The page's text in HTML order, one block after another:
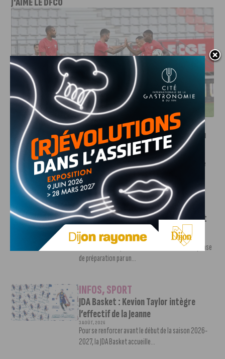
J'AIME LE DFCO
DFCO : UNE PRÉPARATION SEREINE AVANT LE GRAND
RETOUR EN LIGUE 2
INFOS, SPORT
Faire le tour de la Côte-d’Or à vélo en
trois jours : le défi de Victor Bosoni
5 AOÛT, 2026
Le challenge que s’apprête à relever l’ultra-cycliste
Victor Bosoni est simple : parcourir 571...
INFOS,SPORT
DFCO : une préparation sereine avant
le grand retour en Ligue 2
3 AOÛT, 2026
Contre l’AS Nancy Lorraine, le DFCO a achevé sa phase
de préparation par un...
INFOS,SPORT
JDA Basket : Kevion Taylor intègre
l’effectif de la Jeanne
3 AOÛT, 2026
Pour se renforcer avant le début de la saison 2026-
2027, la JDA Basket accueille...